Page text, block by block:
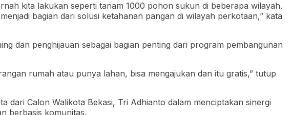
kita lakukan seperti tanam 1000 pohon sukun di beberapa wilayah.
bagian dari solusi ketahanan pangan di wilayah perkotaan,” kata
dan penghijauan sebagai bagian penting dari program pembangunan
rumah atau punya lahan, bisa mengajukan dan itu gratis,” tutup
Calon Walikota Bekasi, Tri Adhianto dalam menciptakan sinergi
berbasis komunitas.